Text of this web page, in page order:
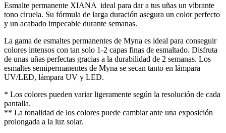
Esmalte permanente XIANA ideal para dar a tus uñas un vibrante
tono ciruela. Su fórmula de larga duración asegura un color perfecto
y un acabado impecable durante semanas.
La gama de esmaltes permanentes de Myna es ideal para conseguir
colores intensos con tan solo 1-2 capas finas de esmaltado. Disfruta
de unas uñas perfectas gracias a la durabilidad de 2 semanas. Los
esmaltes semipermanentes de Myna se secan tanto en lámpara
UV/LED, lámpara UV y LED.
* Los colores pueden variar ligeramente según la resolución de cada
pantalla.
** La tonalidad de los colores puede cambiar ante una exposición
prolongada a la luz solar.